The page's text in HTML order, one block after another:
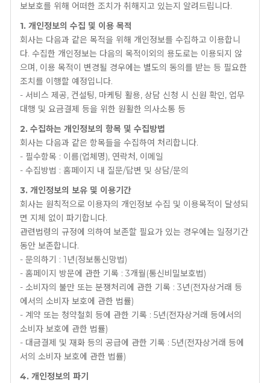
보보호를 위해 어떠한 조치가 취해지고 있는지 알려드립니다.
1. 개인정보의 수집 및 이용 목적
회사는 다음과 같은 목적을 위해 개인정보를 수집하고 이용합니
다. 수집한 개인정보는 다음의 목적이외의 용도로는 이용되지 않
으며, 이용 목적이 변경될 경우에는 별도의 동의를 받는 등 필요한
조치를 이행할 예정입니다.
- 서비스 제공, 컨설팅, 마케팅 활용, 상담 신청 시 신원 확인, 업무
대행 및 요금결제 등을 위한 원활한 의사소통 등
2. 수집하는 개인정보의 항목 및 수집방법
회사는 다음과 같은 항목들을 수집하여 처리합니다.
- 필수항목 : 이름(업체명), 연락처, 이메일
- 수집방법 : 홈페이지 내 질문/답변 및 상담/문의
3. 개인정보의 보유 및 이용기간
회사는 원칙적으로 이용자의 개인정보 수집 및 이용목적이 달성되
면 지체 없이 파기합니다.
관련법령의 규정에 의하여 보존할 필요가 있는 경우에는 일정기간
동안 보존합니다.
- 문의하기 : 1년(정보통신망법)
- 홈페이지 방문에 관한 기록 : 3개월(통신비밀보호법)
- 소비자의 불만 또는 분쟁처리에 관한 기록 : 3년(전자상거래 등
에서의 소비자 보호에 관한 법률)
- 계약 또는 청약철회 등에 관한 기록 : 5년(전자상거래 등에서의
소비자 보호에 관한 법률)
- 대금결제 및 재화 등의 공급에 관한 기록 : 5년(전자상거래 등에
서의 소비자 보호에 관한 법률)
4. 개인정보의 파기